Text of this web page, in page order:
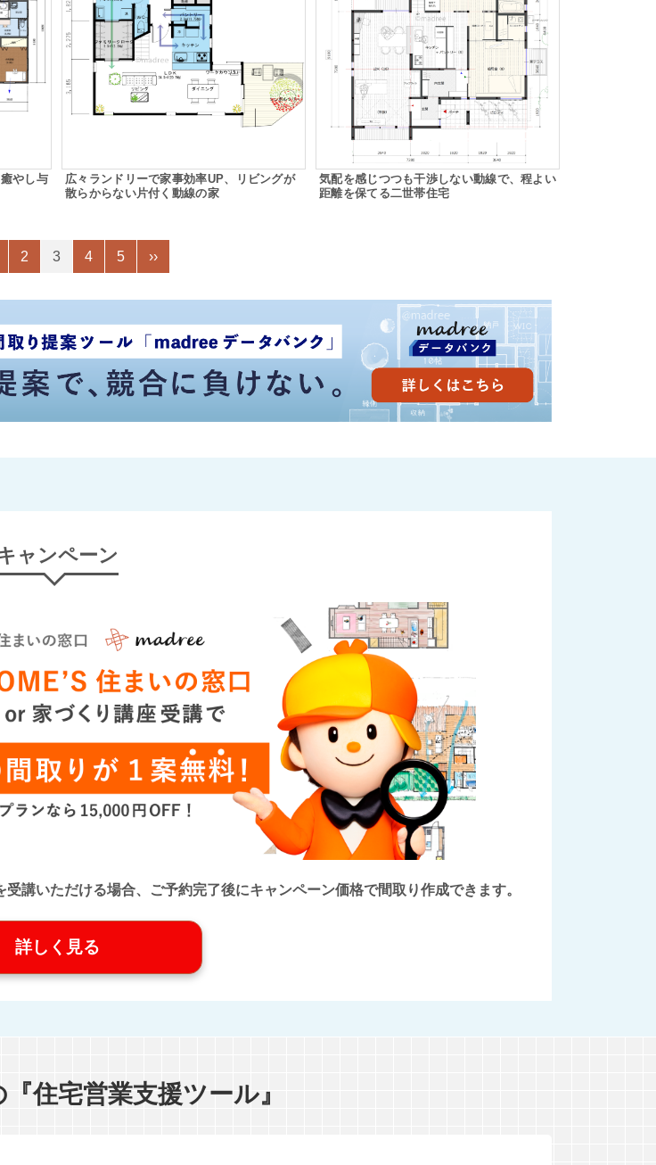
やし与
広々ランドリーで家事効率UP、リビングが
散らからない片付く動線の家
気配を感じつつも干渉しない動線で、程よい
距離を保てる二世帯住宅
2 3 4 5 ››
ャンペーン
講いただける場合、ご予約完了後にキャンペーン価格で間取り作成できます。
詳しく見る
住宅営業支援ツール』